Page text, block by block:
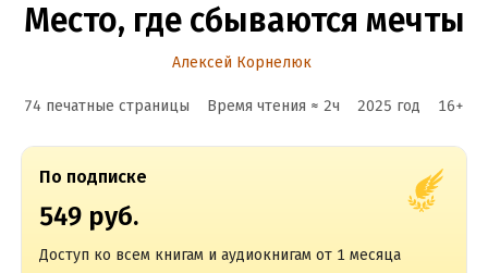
Место, где сбываются мечты
Алексей Корнелюк
74 печатные страницы Время чтения ≈ 2ч 2025 год 16+
По подписке
549 руб.
Доступ ко всем книгам и аудиокнигам от 1 месяца